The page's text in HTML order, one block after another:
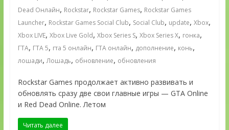
Dead Онлайн, Rockstar, Rockstar Games, Rockstar Games
Launcher, Rockstar Games Social Club, Social Club, update, Xbox,
Xbox LIVE, Xbox Live Gold, Xbox Series S, Xbox Series X, гонка,
ГТА, ГТА 5, гта 5 онлайн, ГТА онлайн, дополнение, конь,
лошади,Лошадь, обновление, обновления
Rockstar Games продолжает активно развивать и
обновлять сразу две свои главные игры — GTA Online
и Red Dead Online. Летом
Читать далее